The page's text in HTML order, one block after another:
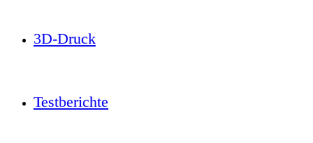
3D-Druck
Testberichte